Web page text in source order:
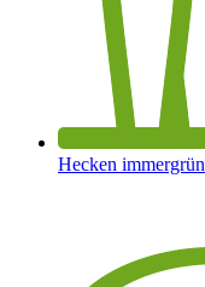
Hecken immergrün